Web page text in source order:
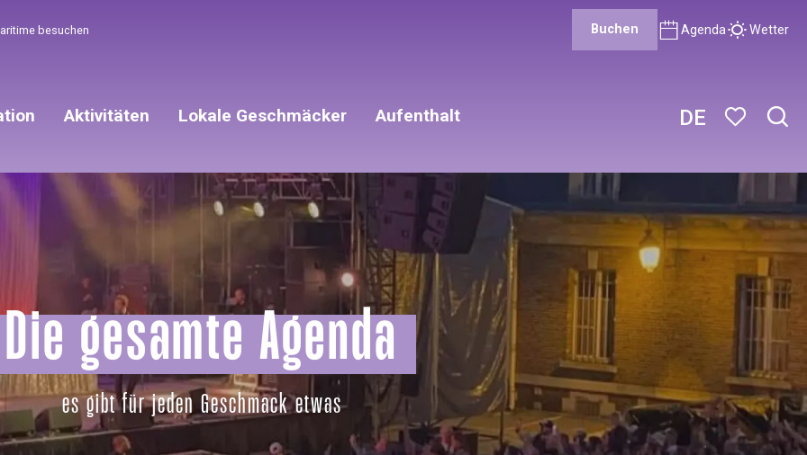
DE
besuchen Buchen Agenda Wetter
Aktivitäten Lokale Geschmäcker Aufenthalt
Die gesamte Agenda
es gibt für jeden Geschmack etwas